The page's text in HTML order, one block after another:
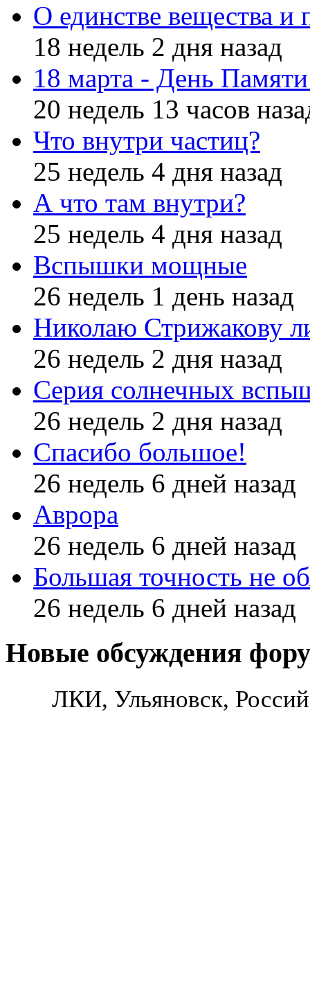
О единстве вещества и
18 недель 2 дня назад
18 марта - День
20 недель 13 часов
Что внутри частиц?
25 недель 4 дня назад
А что там внутри?
25 недель 4 дня назад
Вспышки мощные
26 недель 1 день назад
Николаю Стрижакову
26 недель 2 дня назад
Серия солнечных
26 недель 2 дня назад
Спасибо большое!
26 недель 6 дней назад
Аврора
26 недель 6 дней назад
Большая точность не
26 недель 6 дней назад
Новые обсуждения
ЛКИ, Ульяновск,